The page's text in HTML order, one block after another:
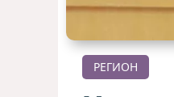
РЕГИОН